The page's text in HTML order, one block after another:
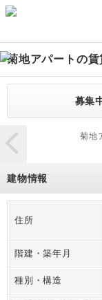
菊地アパート の賃
募集
菊地
建物情報
住所
階建・築年月
種別・構造